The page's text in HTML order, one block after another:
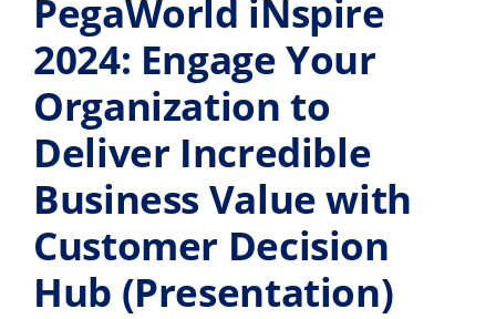
PegaWorld iNspire
2024: Engage Your
Organization to
Deliver Incredible
Business Value with
Customer Decision
Hub (Presentation)